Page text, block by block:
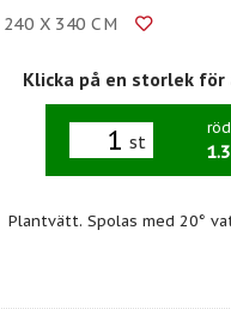
240 X 340 CM
Klicka på en storlek
st
Plantvätt. Spolas med 20°